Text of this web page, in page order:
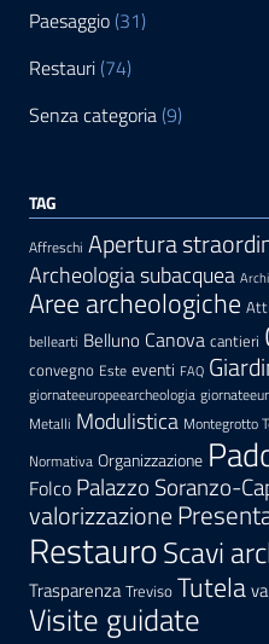
Paesaggio (31)
Restauri (74)
Senza categoria (9)
TAG
Affreschi Apertura
Archeologia subacquea
Aree archeologiche
bellearti Belluno Canova cantieri
convegno Este eventi FAQ
giornateeuropeearcheologia
Metalli Modulistica Montegrotto
Normativa Organizzazione
Folco Palazzo Soranzo-
valorizzazione
RestauroScavi
Trasparenza Treviso Tutela
Visite guidate